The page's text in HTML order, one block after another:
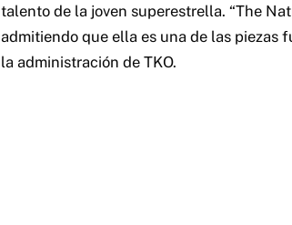
talento de la joven superestrella. “The
admitiendo que ella es una de las
la administración de TKO.